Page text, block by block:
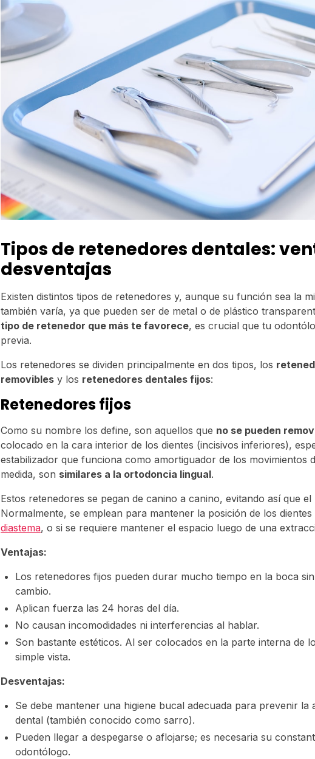
Tipos de retenedores dentales:
desventajas
Existen distintos tipos de retenedores y, aunque su función sea la
también varía, ya que pueden ser de metal o de plástico
tipo de retenedor que más te favorece, es crucial que tu
previa.
Los retenedores se dividen principalmente en dos tipos, los
removibles y los retenedores dentales fijos:
Retenedores fijos
Como su nombre los define, son aquellos que no se pueden
colocado en la cara interior de los dientes (incisivos inferiores),
estabilizador que funciona como amortiguador de los movimientos
medida, son similares a la ortodoncia lingual.
Estos retenedores se pegan de canino a canino, evitando así que
Normalmente, se emplean para mantener la posición de los
diastema, o si se requiere mantener el espacio luego de una
Ventajas:
Los retenedores fijos pueden durar mucho tiempo en la boca
cambio.
Aplican fuerza las 24 horas del día.
No causan incomodidades ni interferencias al hablar.
Son bastante estéticos. Al ser colocados en la parte interna de
simple vista.
Desventajas:
Se debe mantener una higiene bucal adecuada para prevenir la
dental (también conocido como sarro).
Pueden llegar a despegarse o aflojarse; es necesaria su
odontólogo.